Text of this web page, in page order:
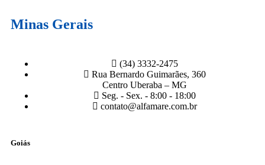
Minas Gerais
(34) 3332-2475
Rua Bernardo Guimarães, 360
Centro Uberaba – MG
Seg. - Sex. - 8:00 - 18:00
contato@alfamare.com.br
Goiás